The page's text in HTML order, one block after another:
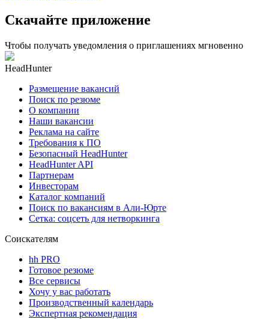
Скачайте приложение
Чтобы получать уведомления о приглашениях мгновенно
HeadHunter
Размещение вакансий
Поиск по резюме
О компании
Наши вакансии
Реклама на сайте
Требования к ПО
Безопасный HeadHunter
HeadHunter API
Партнерам
Инвесторам
Каталог компаний
Поиск по вакансиям в Али-Юрте
Сетка: соцсеть для нетворкинга
Соискателям
hh PRO
Готовое резюме
Все сервисы
Хочу у вас работать
Производственный календарь
Экспертная рекомендация